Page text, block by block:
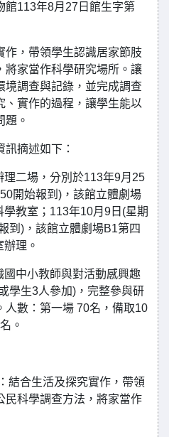
館113年8月27日館生字第
作，帶領學生認識居家節肢
將家當作科學研究場所。讓
境調查與記錄，並完成調查
、實作的過程，讓學生能以
題。
摘述如下：
二場，分別於113年9月25
開始報到)，該館立體劇場
教室；113年10月9日(星期
到)，該館立體劇場B1第四
理。
中小教師與對活動感興趣
學生3人參加)，完整參與研
人數：第一場 70名，備取10
。
合生活及探究實作，帶領
民科學調查方法，將家當作